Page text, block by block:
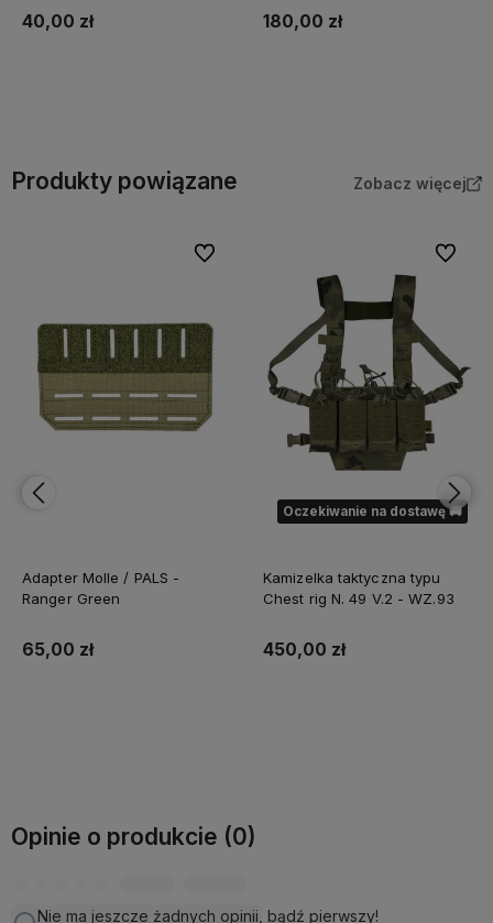
180,00 zł 180,00 zł
Produkty powiązane Zobacz więcej
Adapter Molle / PALS -
Ranger Green
65,00 zł
Do ulubionych
Oczekiwanie na dostawę 🚚
Kamizelka taktyczna typu
Chest rig N. 49 V.2 - WZ.93
450,00 zł
Do
Opinie o produkcie (0)
Nie ma jeszcze żadnych opinii, bądź pierwszy!